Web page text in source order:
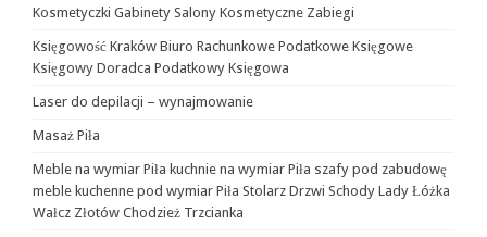
Kosmetyczki Gabinety Salony Kosmetyczne Zabiegi
Księgowość Kraków Biuro Rachunkowe Podatkowe Księgowe
Księgowy Doradca Podatkowy Księgowa
Laser do depilacji – wynajmowanie
Masaż Piła
Meble na wymiar Piła kuchnie na wymiar Piła szafy pod zabudowę
meble kuchenne pod wymiar Piła Stolarz Drzwi Schody Lady Łóżka
Wałcz Złotów Chodzież Trzcianka